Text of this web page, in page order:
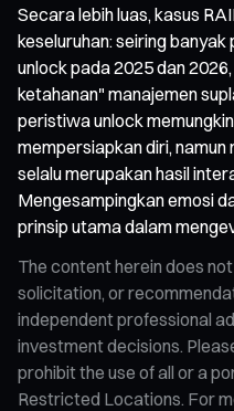
Secara lebih luas, kasus
keseluruhan: seiring
unlock pada 2025 dan
ketahanan" manajemen
peristiwa unlock
mempersiapkan diri,
selalu merupakan hasil
Mengesampingkan emosi
prinsip utama dalam
The content herein does
solicitation, or
independent professional
investment decisions.
prohibit the use of all or a
Restricted Locations. For